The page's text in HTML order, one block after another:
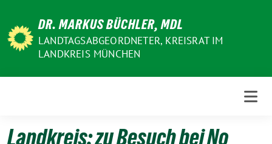
zum
Inhalt
DR. MARKUS BÜCHLER, MDL
LANDTAGSABGEORDNETER, KREISRAT IM
LANDKREIS MÜNCHEN
Landkreis: zu Besuch bei No